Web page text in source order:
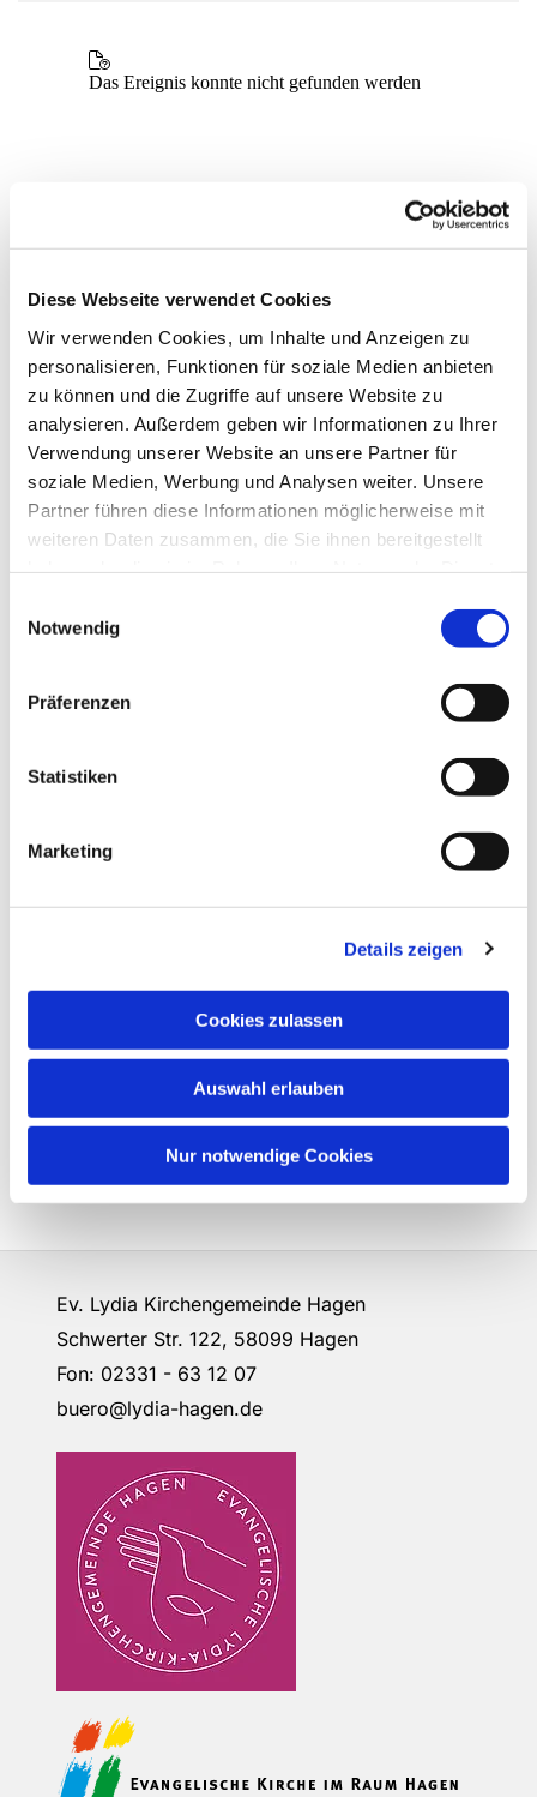
Diese Webseite verwendet Cookies
Wir verwenden Cookies, um Inhalte und Anzeigen zu
personalisieren, Funktionen für soziale Medien anbieten
zu können und die Zugriffe auf unsere Website zu
analysieren. Außerdem geben wir Informationen zu Ihrer
Verwendung unserer Website an unsere Partner für
soziale Medien, Werbung und Analysen weiter. Unsere
Partner führen diese Informationen möglicherweise mit
weiteren Daten zusammen, die Sie ihnen bereitgestellt
Notwendig
Präferenzen
Statistiken
Marketing
Details zeigen
Cookies zulassen
Auswahl erlauben
Nur notwendige Cookies
Dies könnte Sie auch
interessieren
Ev. Lydia Kirchengemeinde Hagen
Schwerter Str. 122, 58099 Hagen
Fon: 02331 - 63 12 07
buero@lydia-hagen.de